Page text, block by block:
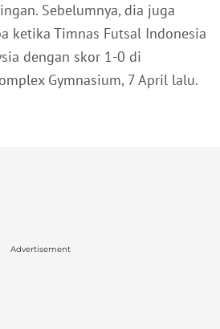
Sebelumnya, dia juga
ketika Timnas Futsal Indonesia
dengan skor 1-0 di
Gymnasium, 7 April lalu.
Advertisement